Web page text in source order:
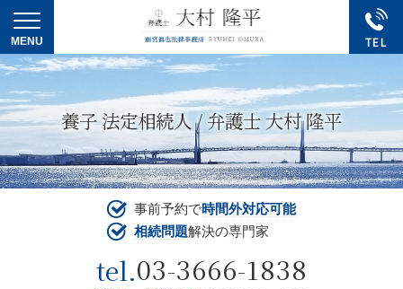
養子 法定相続人 / 弁護士 大村 隆平
事前予約で時間外対応可能
相続問題解決の専門家
tel.03-3666-1838